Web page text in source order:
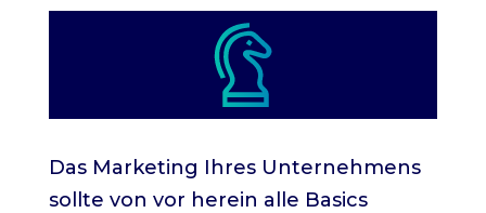
Das Marketing Ihres Unternehmens
sollte von vor herein alle Basics